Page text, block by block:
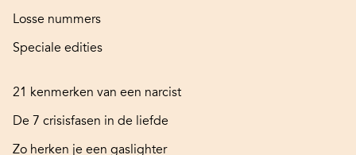
Losse nummers
Speciale edities
21 kenmerken van een narcist
De 7 crisisfasen in de liefde
Zo herken je een gaslighter